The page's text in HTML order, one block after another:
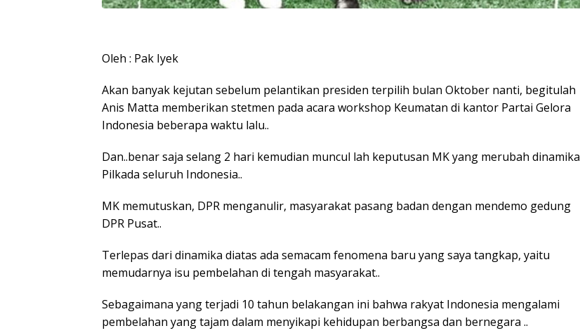
Oleh : Pak Iyek
Akan banyak kejutan sebelum pelantikan presiden terpilih bulan Oktober nanti, begitulah
Anis Matta memberikan stetmen pada acara workshop Keumatan di kantor Partai Gelora
Indonesia beberapa waktu lalu..
Dan..benar saja selang 2 hari kemudian muncul lah keputusan MK yang merubah dinamika
Pilkada seluruh Indonesia..
MK memutuskan, DPR menganulir, masyarakat pasang badan dengan mendemo gedung
DPR Pusat..
Terlepas dari dinamika diatas ada semacam fenomena baru yang saya tangkap, yaitu
memudarnya isu pembelahan di tengah masyarakat..
Sebagaimana yang terjadi 10 tahun belakangan ini bahwa rakyat Indonesia mengalami
pembelahan yang tajam dalam menyikapi kehidupan berbangsa dan bernegara ..